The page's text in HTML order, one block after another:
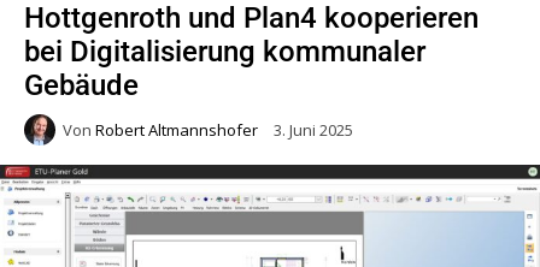
Hottgenroth und Plan4 kooperieren
bei Digitalisierung kommunaler
Gebäude
Von Robert Altmannshofer 3. Juni 2025